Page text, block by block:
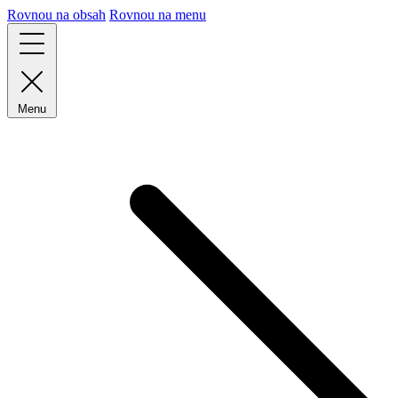
Rovnou na obsah Rovnou na menu
Menu